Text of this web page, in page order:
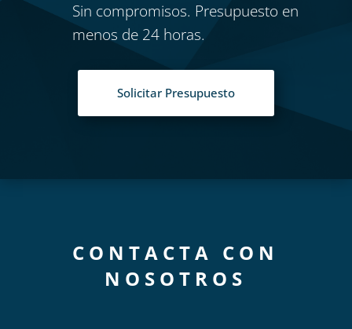
Sin compromisos. Presupuesto en
menos de 24 horas.
Solicitar Presupuesto
CONTACTA CON
NOSOTROS